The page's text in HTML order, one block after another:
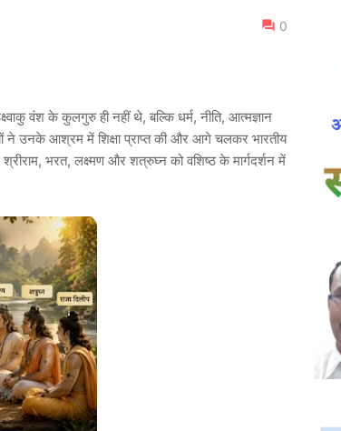
0
वंश के कुलगुरु ही नहीं थे, बल्कि धर्म, नीति, आत्मज्ञान
ने उनके आश्रम में शिक्षा प्राप्त की और आगे चलकर भारतीय
भरत, लक्ष्मण और शत्रुघ्न को वशिष्ठ के मार्गदर्शन में